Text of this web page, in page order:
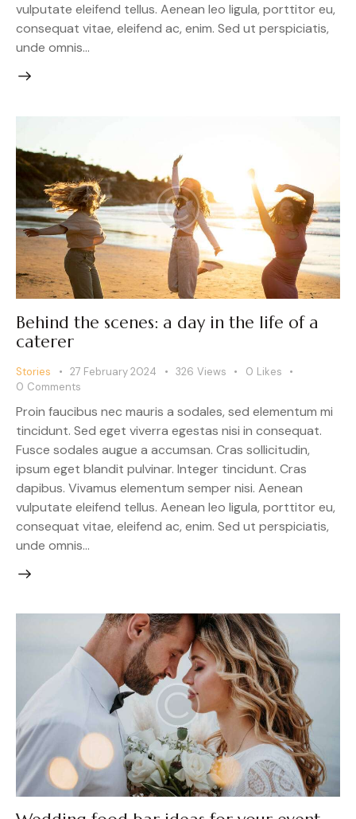
vulputate eleifend tellus. Aenean leo ligula, porttitor eu,
consequat vitae, eleifend ac, enim. Sed ut perspiciatis,
unde omnis…
Behind the scenes: a day in the life of a
caterer
Stories 27 February 2024 326 Views 0 Likes
0 Comments
Proin faucibus nec mauris a sodales, sed elementum mi
tincidunt. Sed eget viverra egestas nisi in consequat.
Fusce sodales augue a accumsan. Cras sollicitudin,
ipsum eget blandit pulvinar. Integer tincidunt. Cras
dapibus. Vivamus elementum semper nisi. Aenean
vulputate eleifend tellus. Aenean leo ligula, porttitor eu,
consequat vitae, eleifend ac, enim. Sed ut perspiciatis,
unde omnis…